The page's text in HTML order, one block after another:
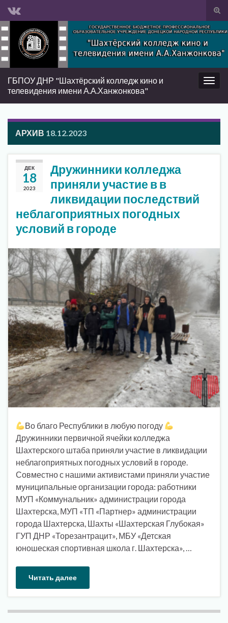
Вкл/
Search for:
Вкл/
ГБПОУ ДНР "Шахтёрский колледж кино и
телевидения имени А.А.Ханжонкова"
АРХИВ 18.12.2023
ДЕК
18
2023
Дружинники колледжа
приняли участие в в
ликвидации последствий
неблагоприятных погодных
условий в городе
Во благо Республики в любую погоду
Дружинники первичной ячейки колледжа
Шахтерского штаба приняли участие в ликвидации
неблагоприятных погодных условий в городе.
Совместно с нашими активистами приняли участие
муниципальные организации города: работники
МУП «Коммунальник» администрации города
Шахтерска, МУП «ТП «Партнер» администрации
города Шахтерска, Шахты «Шахтерская Глубокая»
ГУП ДНР «Торезантрацит», МБУ «Детская
юношеская спортивная школа г. Шахтерска», …
Читать далее